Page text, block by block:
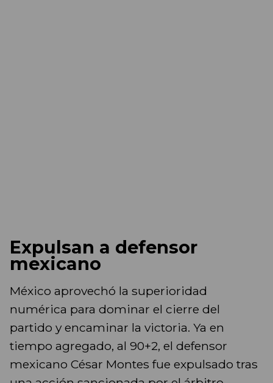
Expulsan a defensor
mexicano
México aprovechó la superioridad
numérica para dominar el cierre del
partido y encaminar la victoria. Ya en
tiempo agregado, al 90+2, el defensor
mexicano César Montes fue expulsado tras